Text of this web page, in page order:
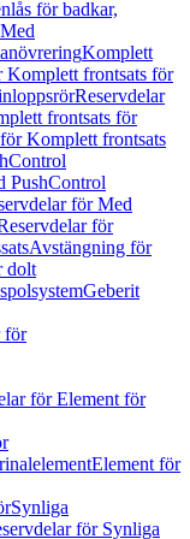
för badkar,
Med
Komplett
Komplett frontsats för
Reservdelar
frontsats för
Komplett frontsats
PushControl
för Med
för
Avstängning för
dolt
Geberit
för
för Element för
Element för
Synliga
för Synliga